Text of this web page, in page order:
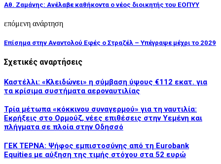
Αθ. Ζαμάνης: Ανέλαβε καθήκοντα ο νέος διοικητής του ΕΟΠΥΥ
επόμενη ανάρτηση
Επίσημα στην Αναντολού Εφές ο Στραζέλ – Υπέγραψε μέχρι το 2029
Σχετικές αναρτήσεις
Καστέλλι: «Κλειδώνει» η σύμβαση ύψους €112 εκατ. για
τα κρίσιμα συστήματα αεροναυτιλίας
Τρία μέτωπα «κόκκινου συναγερμού» για τη ναυτιλία:
Εκρήξεις στο Ορμούζ, νέες επιθέσεις στην Υεμένη και
πλήγματα σε πλοία στην Οδησσό
ΓΕΚ ΤΕΡΝΑ: Ψήφος εμπιστοσύνης από τη Eurobank
Equities με αύξηση της τιμής στόχου στα 52 ευρώ